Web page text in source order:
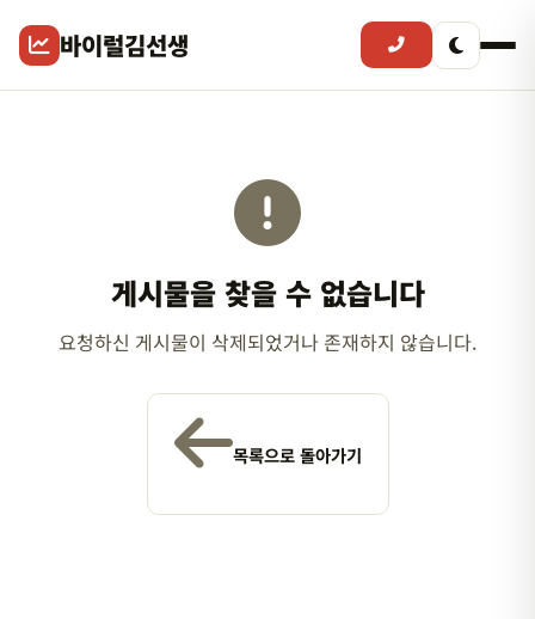
바이럴김선생
게시물을 찾을 수 없습니다
요청하신 게시물이 삭제되었거나 존재하지 않습니다.
목록으로 돌아가기